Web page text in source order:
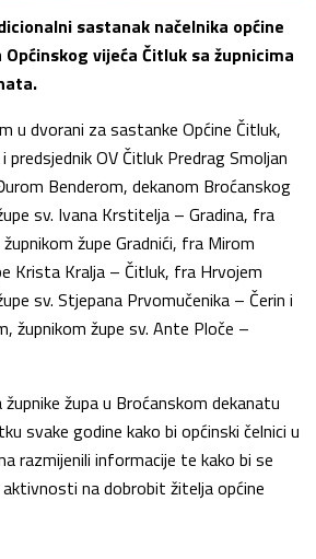
sastanak načelnika općine
vijeća Čitluk sa župnicima
u dvorani za sastanke Općine Čitluk,
predsjednik OV Čitluk Predrag Smoljan
Benderom, dekanom Broćanskog
sv. Ivana Krstitelja – Gradina, fra
župe Gradnići, fra Mirom
Krista Kralja – Čitluk, fra Hrvojem
sv. Stjepana Prvomučenika – Čerin i
župnikom župe sv. Ante Ploče –
župa u Broćanskom dekanatu
svake godine kako bi općinski čelnici u
razmijenili informacije te kako bi se
na dobrobit žitelja općine